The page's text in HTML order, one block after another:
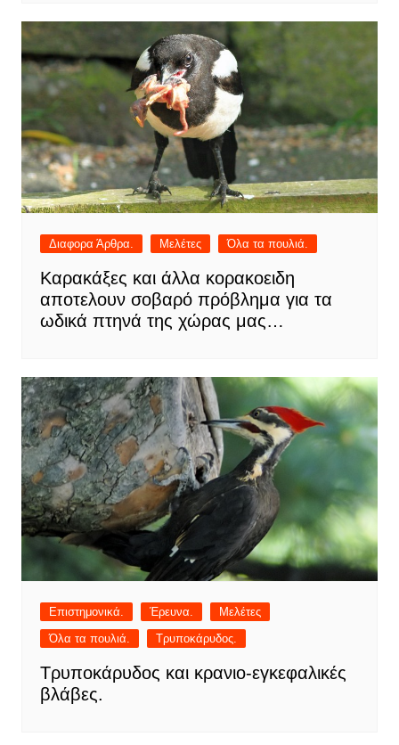
Διαφορα Άρθρα. Μελέτες Όλα τα πουλιά.
Καρακάξες και άλλα κορακοειδη
αποτελουν σοβαρό πρόβλημα για τα
ωδικά πτηνά της χώρας μας…
Επιστημονικά. Έρευνα.
Μελέτες
Όλα τα πουλιά.
Τρυποκάρυδος.
Τρυποκάρυδος και κρανιο-εγκεφαλικές
βλάβες.